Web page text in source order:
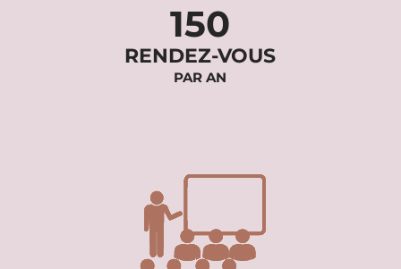
150
RENDEZ-VOUS
PAR AN